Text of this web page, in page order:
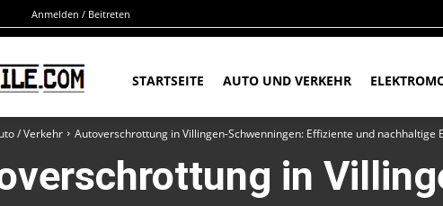
Anmelden / Beitreten
STARTSEITE AUTO UND VERKEHR
/ Verkehr Autoverschrottung in Villingen-Schwenningen: Effiziente und
in